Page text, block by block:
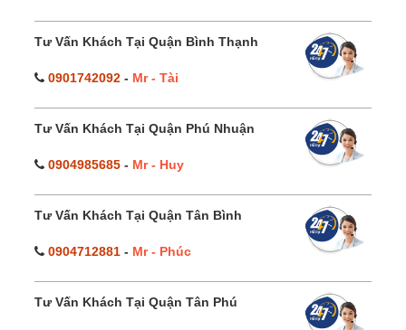
Tư Vấn Khách Tại Quận Bình Thạnh
0901742092 - Mr - Tài
Tư Vấn Khách Tại Quận Phú Nhuận
0904985685 - Mr - Huy
Tư Vấn Khách Tại Quận Tân Bình
0904712881 - Mr - Phúc
Tư Vấn Khách Tại Quận Tân Phú